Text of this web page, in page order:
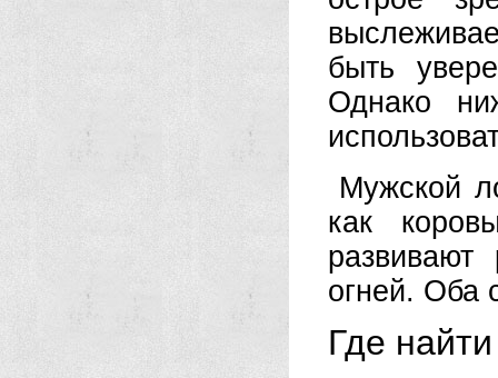
быть
Однако
Мужской
как
развивают
огней. Оба
Где